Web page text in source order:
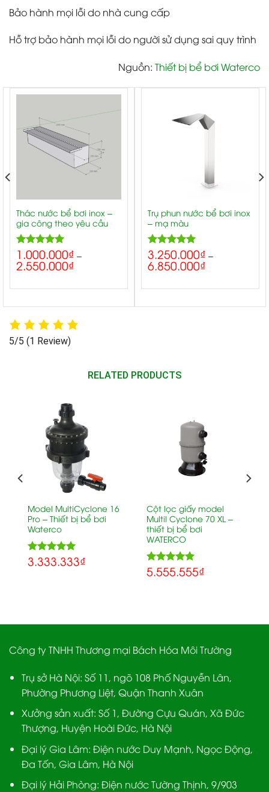
Bảo hành mọi lỗi do nhà cung cấp
Hỗ trợ bảo hành mọi lỗi do người sử dụng sai quy trình
Nguồn: Thiết bị bể bơi Waterco
Thác nước bể bơi inox –
gia công theo yêu cầu
Rated5.00
out of 5
1.000.000₫ –
2.550.000₫
Trụ phun nước bể bơi inox
– mạ màu
Rated5.00
out of 5
3.250.000₫ –
6.850.000₫
5/5 (1 Review)
RELATED PRODUCTS
Model MultiCyclone 16
Pro – Thiết bị bể bơi
Waterco
Rated5.00
out of 5
3.333.333₫
Cột lọc giấy model
Multil Cyclone 70 XL –
thiết bị bể bơi
WATERCO
Rated5.00
out of 5
5.555.555₫
Công ty TNHH Thương mại Bách Hóa Môi Trường
Trụ sở Hà Nội: Số 11, ngõ 108 Phố Nguyễn Lân,
Phường Phương Liệt, Quận Thanh Xuân
Xưởng sản xuất: Số 1, Đường Cựu Quán, Xã Đức
Thượng, Huyện Hoài Đức, Hà Nội
Đại lý Gia Lâm: Điện nước Duy Mạnh, Ngọc Động,
Đa Tốn, Gia Lâm, Hà Nội
Đại lý Hải Phòng: Điện nước Tường Thịnh, 9/903